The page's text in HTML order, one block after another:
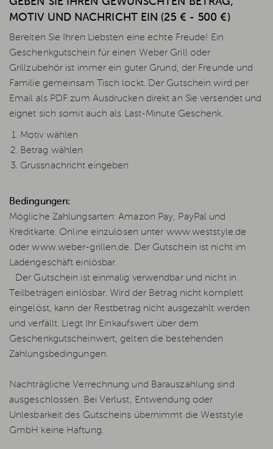
MOTIV UND NACHRICHT EIN (25 € - 500 €)
Bereiten Sie Ihren Liebsten eine echte Freude! Ein
Geschenkgutschein für einen Weber Grill oder
Grillzubehör ist immer ein guter Grund, der Freunde und
Familie gemeinsam Tisch lockt. Der Gutschein wird per
Email als PDF zum Ausdrucken direkt an Sie versendet und
eignet sich somit auch als Last-Minute Geschenk.
Motiv wählen
Betrag wählen
Grussnachricht eingeben
Bedingungen:
Mögliche Zahlungsarten: Amazon Pay, PayPal und
Kreditkarte. Online einzulösen unter www.weststyle.de
oder www.weber-grillen.de. Der Gutschein ist nicht im
Ladengeschäft einlösbar.
Der Gutschein ist einmalig verwendbar und nicht in
Teilbeträgen einlösbar. Wird der Betrag nicht komplett
eingelöst, kann der Restbetrag nicht ausgezahlt werden
und verfällt. Liegt Ihr Einkaufswert über dem
Geschenkgutscheinwert, gelten die bestehenden
Zahlungsbedingungen.
Nachträgliche Verrechnung und Barauszahlung sind
ausgeschlossen. Bei Verlust, Entwendung oder
Unlesbarkeit des Gutscheins übernimmt die Weststyle
GmbH keine Haftung.